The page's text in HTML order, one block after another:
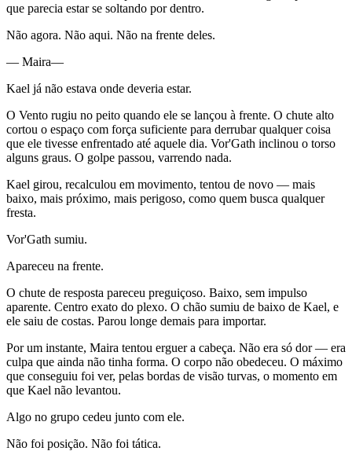
que parecia estar se soltando por dentro.
Não agora. Não aqui. Não na frente deles.
— Maira—
Kael já não estava onde deveria estar.
O Vento rugiu no peito quando ele se lançou à frente. O chute alto
cortou o espaço com força suficiente para derrubar qualquer coisa
que ele tivesse enfrentado até aquele dia. Vor'Gath inclinou o torso
alguns graus. O golpe passou, varrendo nada.
Kael girou, recalculou em movimento, tentou de novo — mais
baixo, mais próximo, mais perigoso, como quem busca qualquer
fresta.
Vor'Gath sumiu.
Apareceu na frente.
O chute de resposta pareceu preguiçoso. Baixo, sem impulso
aparente. Centro exato do plexo. O chão sumiu de baixo de Kael, e
ele saiu de costas. Parou longe demais para importar.
Por um instante, Maira tentou erguer a cabeça. Não era só dor — era
culpa que ainda não tinha forma. O corpo não obedeceu. O máximo
que conseguiu foi ver, pelas bordas de visão turvas, o momento em
que Kael não levantou.
Algo no grupo cedeu junto com ele.
Não foi posição. Não foi tática.